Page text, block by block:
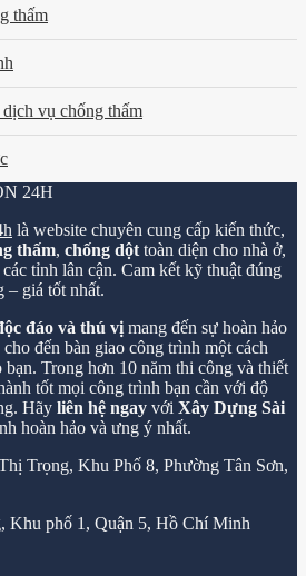
thấm
vụ chống thấm
24H
là website chuyên cung cấp kiến thức,
thấm, chống dột toàn diện cho nhà ở,
tỉnh lân cận. Cam kết kỹ thuật đúng
– giá tốt nhất.
đáo và thú vị mang đến sự hoàn hảo
đến bàn giao công trình một cách
Trong hơn 10 năm thi công và thiết
tốt mọi công trình bạn cần với độ
Hãy liên hệ ngay với Xây Dựng Sài
hoàn hảo và ưng ý nhất.
Trọng, Khu Phố 8, Phường Tân Sơn,
Khu phố 1, Quận 5, Hồ Chí Minh